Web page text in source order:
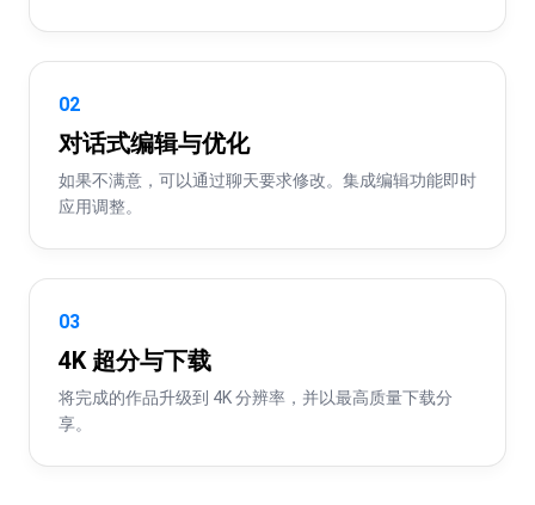
02
对话式编辑与优化
如果不满意，可以通过聊天要求修改。集成编辑功能即时
应用调整。
03
4K 超分与下载
将完成的作品升级到 4K 分辨率，并以最高质量下载分
享。